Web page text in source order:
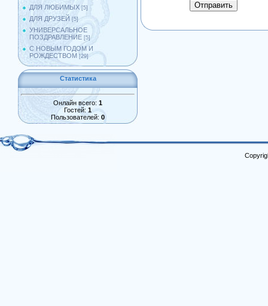
ДЛЯ ЛЮБИМЫХ [5]
ДЛЯ ДРУЗЕЙ [5]
УНИВЕРСАЛЬНОЕ
ПОЗДРАВЛЕНИЕ [5]
С НОВЫМ ГОДОМ И
РОЖДЕСТВОМ [29]
Статистика
Онлайн всего: 1
Гостей: 1
Пользователей: 0
Отправить